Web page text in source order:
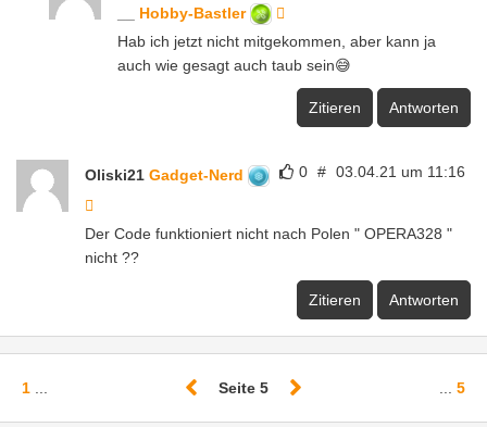
Hobby-Bastler
Hab ich jetzt nicht mitgekommen, aber kann ja
auch wie gesagt auch taub sein😅
Zitieren Antworten
0 # 03.04.21 um 11:16
Oliski21 Gadget-Nerd
Der Code funktioniert nicht nach Polen " OPERA328 "
nicht ??
Zitieren Antworten
1 5
Seite 5